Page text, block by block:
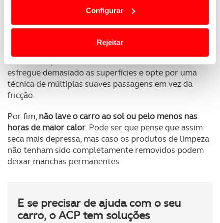
termos e a todo o tempo as suas preferências e limitando
o acesso a informações durante a navegação no
personalizar conteúdos e anúncios, para lhe proporcionar
funcionalidades de redes sociais, bem como para
analisar dados de navegação no nosso website.
Adicionalmente partilhamos informação, relativa à sua
utilização do nosso site de publicidade e de análise, com
parceiros e organizações na UE e em países terceiros.
O ACP garantirá que as transferências internacionais de
necessário no contexto dos serviços a prestar.
Configurar
Rejeitar
até tornar os vidros opacos. Deve evitar também
qualquer produto à base de lixivia ou peróxidos, uma
vez que podem remover a cor das superfícies.
Poupe água e não abuse no interior.
esfregue demasiado as superfícies e opte por uma
técnica de múltiplas suaves passagens em vez da
fricção.
Por fim, não lave o carro ao sol ou pelo menos nas
horas de maior calor. Pode ser que pense que assim
seca mais depressa, mas caso os produtos de limpeza
não tenham sido completamente removidos podem
deixar manchas permanentes.
E se precisar de ajuda com o seu
carro, o ACP tem soluções